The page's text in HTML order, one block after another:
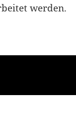
werden.